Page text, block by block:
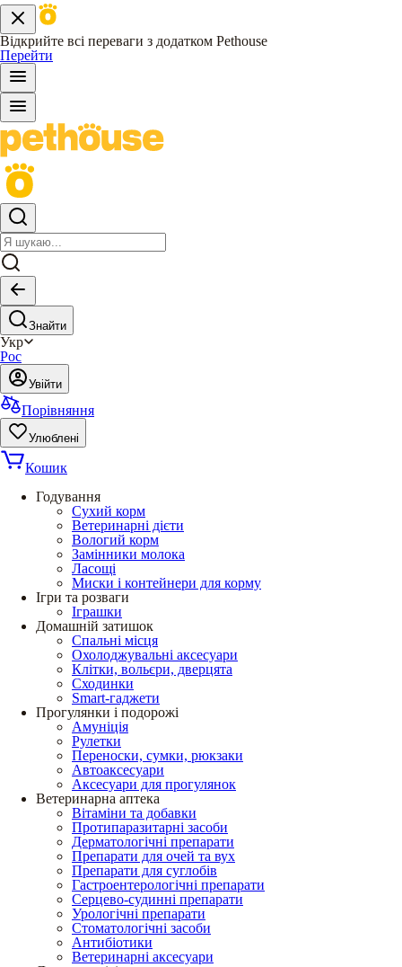
Відкрийте всі переваги з додатком Pethouse
Перейти
Знайти
Укр
Рос
Увійти
Порівняння
Улюблені
Кошик
Годування
Сухий корм
Ветеринарні дієти
Вологий корм
Замінники молока
Ласощі
Миски і контейнери для корму
Ігри та розваги
Іграшки
Домашній затишок
Спальні місця
Охолоджувальні аксесуари
Клітки, вольєри, дверцята
Сходинки
Smart-гаджети
Прогулянки і подорожі
Амуніція
Рулетки
Переноски, сумки, рюкзаки
Автоаксесуари
Аксесуари для прогулянок
Ветеринарна аптека
Вітаміни та добавки
Протипаразитарні засоби
Дерматологічні препарати
Препарати для очей та вух
Препарати для суглобів
Гастроентерологічні препарати
Серцево-судинні препарати
Урологічні препарати
Стоматологічні засоби
Антибіотики
Ветеринарні аксесуари